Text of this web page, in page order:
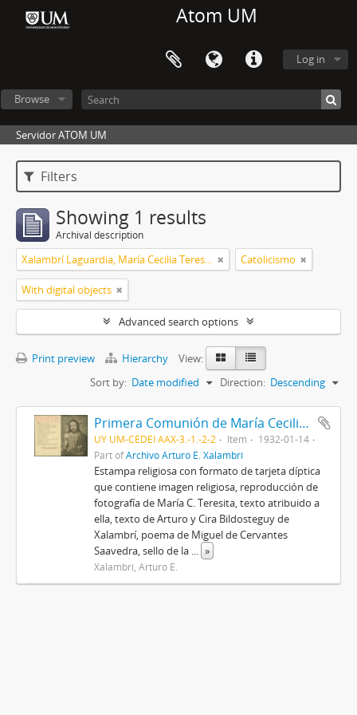
Atom UM
Log in
Browse
Servidor ATOM UM
Filters
Showing 1 results
Archival description
Xalambrí Laguardia, María Cecilia Teresita Catolicismo
With digital objects
Advanced search options
Print preview Hierarchy
View:
Sort by: Date modified Direction: Descending
Primera Comunión de María Cecilia Teresita Xalambrí Laguardia
UY UM-CEDEI AAX-3.-1.-2-2 Item
1932-01-14
Part ofArchivo Arturo E. Xalambrí
Estampa religiosa con formato de tarjeta díptica
que contiene imagen religiosa, reproducción de
fotografía de María C. Teresita, texto atribuido a
ella, texto de Arturo y Cira Bildosteguy de
Xalambrí, poema de Miguel de Cervantes
Saavedra, sello de la ... »
Xalambrí, Arturo E.